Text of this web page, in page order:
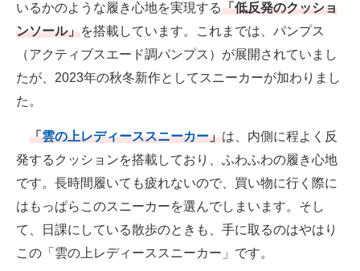
いるかのような履き心地を実現する「低反発のクッショ
ンソール」を搭載しています。これまでは、パンプス
（アクティブスエード調パンプス）が展開されていまし
たが、2023年の秋冬新作としてスニーカーが加わりまし
た。
「雲の上レディーススニーカー」は、内側に程よく反
発するクッションを搭載しており、ふわふわの履き心地
です。長時間履いても疲れないので、買い物に行く際に
はもっぱらこのスニーカーを選んでしまいます。そし
て、日課にしている散歩のときも、手に取るのはやはり
この「雲の上レディーススニーカー」です。